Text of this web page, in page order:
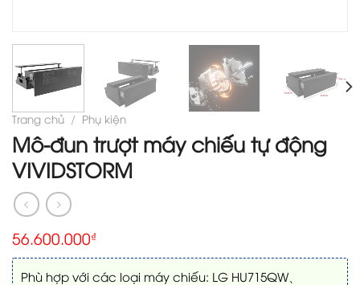
Trang chủ / Phụ kiện
Mô-đun trượt máy chiếu tự động
VIVIDSTORM
56.600.000₫
Phù hợp với các loại máy chiếu: LG HU715QW、